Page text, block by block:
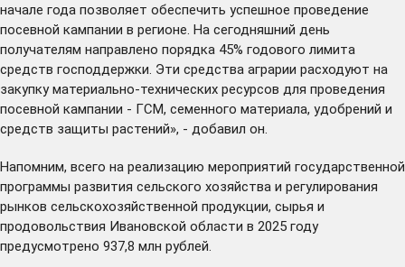
начале года позволяет обеспечить успешное проведение
посевной кампании в регионе. На сегодняшний день
получателям направлено порядка 45% годового лимита
средств господдержки. Эти средства аграрии расходуют на
закупку материально-технических ресурсов для проведения
посевной кампании - ГСМ, семенного материала, удобрений и
средств защиты растений», - добавил он.
Напомним, всего на реализацию мероприятий государственной
программы развития сельского хозяйства и регулирования
рынков сельскохозяйственной продукции, сырья и
продовольствия Ивановской области в 2025 году
предусмотрено 937,8 млн рублей.